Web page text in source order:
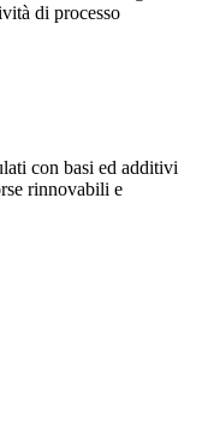
di processo
con basi ed additivi
rinnovabili e